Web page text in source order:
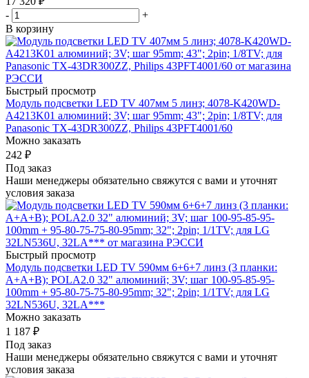
-
+
В корзину
Быстрый просмотр
Модуль подсветки LED TV 407мм 5 линз; 4078-K420WD-
A4213K01 алюминий; 3V; шаг 95mm; 43"; 2pin; 1/8TV; для
Panasonic TX-43DR300ZZ, Philips 43PFT4001/60
Можно заказать
242 ₽
Под заказ
Наши менеджеры обязательно свяжутся с вами и уточнят
условия заказа
Быстрый просмотр
Модуль подсветки LED TV 590мм 6+6+7 линз (3 планки:
A+A+B); POLA2.0 32" алюминий; 3V; шаг 100-95-85-95-
100mm + 95-80-75-75-80-95mm; 32"; 2pin; 1/1TV; для LG
32LN536U, 32LA***
Можно заказать
1 187 ₽
Под заказ
Наши менеджеры обязательно свяжутся с вами и уточнят
условия заказа